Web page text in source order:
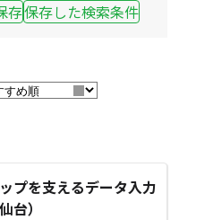
存保存した検索条件
プを支えるデータ入力
台）